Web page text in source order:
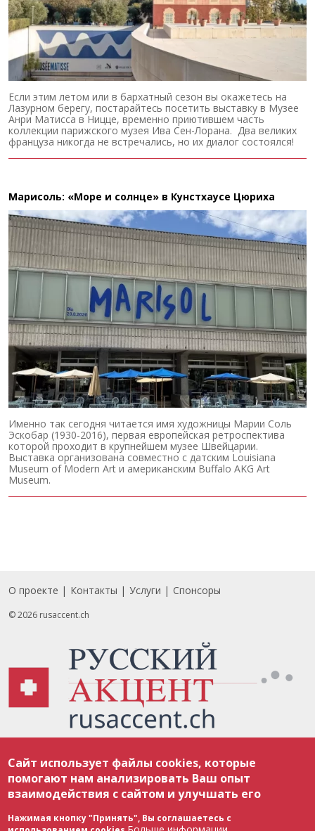
Если этим летом или в бархатный сезон вы окажетесь на
Лазурном берегу, постарайтесь посетить выставку в Музее
Анри Матисса в Ницце, временно приютившем часть
коллекции парижского музея Ива Сен-Лорана. Два великих
француза никогда не встречались, но их диалог состоялся!
Марисоль: «Море и солнце» в Кунстхаусе Цюриха
Именно так сегодня читается имя художницы Марии Соль
Эскобар (1930-2016), первая европейская ретроспектива
которой проходит в крупнейшем музее Швейцарии.
Выставка организована совместно с датским Louisiana
Museum of Modern Art и американским Buffalo AKG Art
Museum.
Footer
О проекте Контакты Услуги Спонсоры
© 2026 rusaccent.ch
соответствии с законодательством Швейцарии об авторском праве и
международными соглашениями. Полное или частичное использование
материалов возможно только с разрешения редакции. В случае полного
или частичного воспроизведения материалов сайта rusaccent.ch,
ОБЯЗАТЕЛЬНА АКТИВНАЯ ГИПЕРССЫЛКА на конкретный заимствованный
текст. Фотоизображения, размещенные редакцией rusaccent.ch, являются
ее исключительной собственностью. Полное или частичное
Сайт использует файлы cookies, которые
помогают нам анализировать Ваш опыт
взаимодействия с сайтом и улучшать его
Нажимая кнопку "Принять", Вы соглашаетесь с